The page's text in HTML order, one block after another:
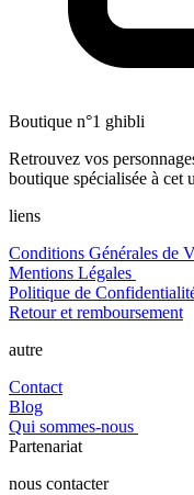
Boutique n°1 ghibli
Retrouvez vos
boutique spécialisée à cet
liens
Conditions Générales de
Mentions Légales
Politique de
Retour et remboursement
autre
Contact
Blog
Qui sommes-nous
Partenariat
nous contacter